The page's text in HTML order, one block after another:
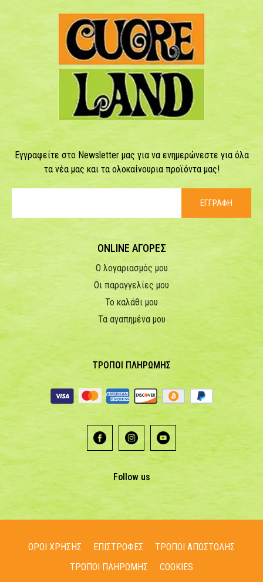
Εγγραφείτε στο Newsletter μας για να ενημερώνεστε για όλα
τα νέα μας και τα ολοκαίνουρια προϊόντα μας!
ΕΓΓΡΑΦΗ
ONLINE ΑΓΟΡΕΣ
Ο λογαριασμός μου
Οι παραγγελίες μου
Το καλάθι μου
Τα αγαπημένα μου
ΤΡΟΠΟΙ ΠΛΗΡΩΜΗΣ
Follow us
ΟΡΟΙ ΧΡΗΣΗΣ ΕΠΙΣΤΡΟΦΕΣ
ΤΡΟΠΟΙ ΑΠΟΣΤΟΛΗΣ
ΤΡΟΠΟΙ ΠΛΗΡΩΜΗΣ
COOKIES